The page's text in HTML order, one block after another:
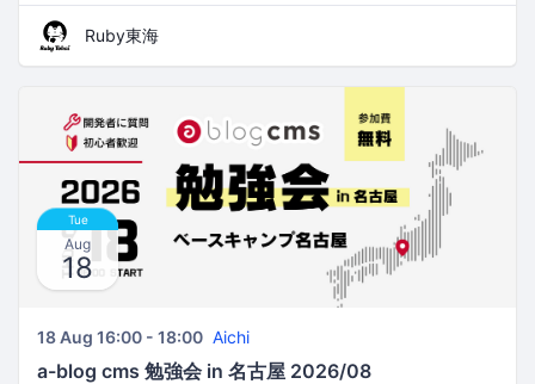
Ruby東海
Tue
Aug
18
18 Aug 16:00 - 18:00 Aichi
a-blog cms 勉強会 in 名古屋 2026/08